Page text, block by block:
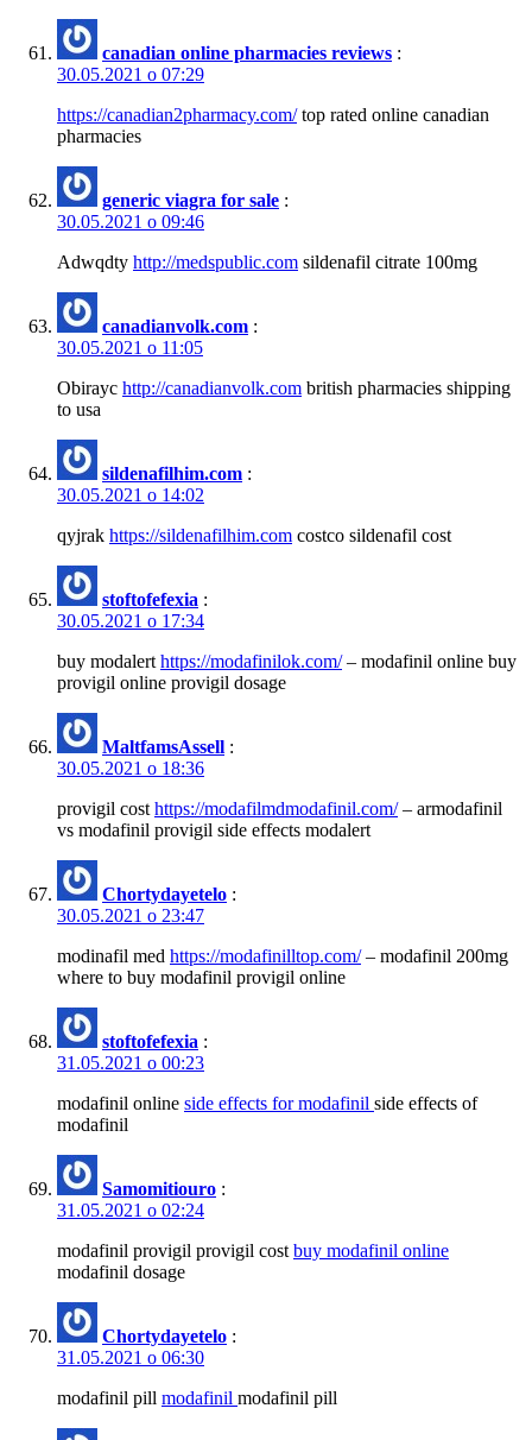
canadian online pharmacies reviews :
30.05.2021 о 07:29
https://canadian2pharmacy.com/top rated online canadian
pharmacies
generic viagra for sale :
30.05.2021 о 09:46
Adwqdty http://medspublic.com sildenafil citrate 100mg
canadianvolk.com :
30.05.2021 о 11:05
Obirayc http://canadianvolk.com british pharmacies shipping
to usa
sildenafilhim.com :
30.05.2021 о 14:02
qyjrak https://sildenafilhim.com costco sildenafil cost
stoftofefexia :
30.05.2021 о 17:34
buy modalert https://modafinilok.com/– modafinil online buy
provigil online provigil dosage
MaltfamsAssell :
30.05.2021 о 18:36
provigil cost https://modafilmdmodafinil.com/– armodafinil
vs modafinil provigil side effects modalert
Chortydayetelo :
30.05.2021 о 23:47
modinafil med https://modafinilltop.com/– modafinil 200mg
where to buy modafinil provigil online
stoftofefexia :
31.05.2021 о 00:23
modafinil online side effects for modafinil side effects of
modafinil
Samomitiouro :
31.05.2021 о 02:24
modafinil provigil provigil cost buy modafinil online
modafinil dosage
Chortydayetelo :
31.05.2021 о 06:30
modafinil pill modafinil modafinil pill